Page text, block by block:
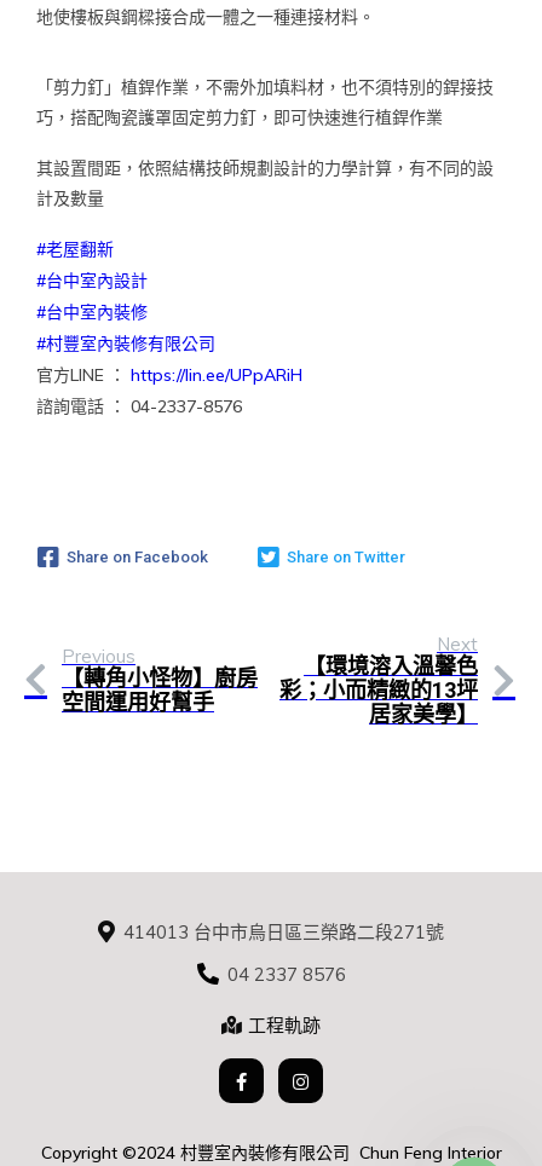
地使樓板與鋼樑接合成一體之一種連接材料。
「剪力釘」植銲作業，不需外加填料材，也不須特別的銲接技
巧，搭配陶瓷護罩固定剪力釘，即可快速進行植銲作業
其設置間距，依照結構技師規劃設計的力學計算，有不同的設
計及數量
#老屋翻新
#台中室內設計
#台中室內裝修
#村豐室內裝修有限公司
官方LINE ： https://lin.ee/UPpARiH
諮詢電話 ： 04-2337-8576
Share on Facebook Share on Twitter
Previous
【轉角小怪物】廚房
空間運用好幫手
Next
【環境溶入溫馨色
彩；小而精緻的13坪
居家美學】
414013 台中市烏日區三榮路二段271號
04 2337 8576
工程軌跡
Copyright ©2024 村豐室內裝修有限公司 Chun Feng Interior